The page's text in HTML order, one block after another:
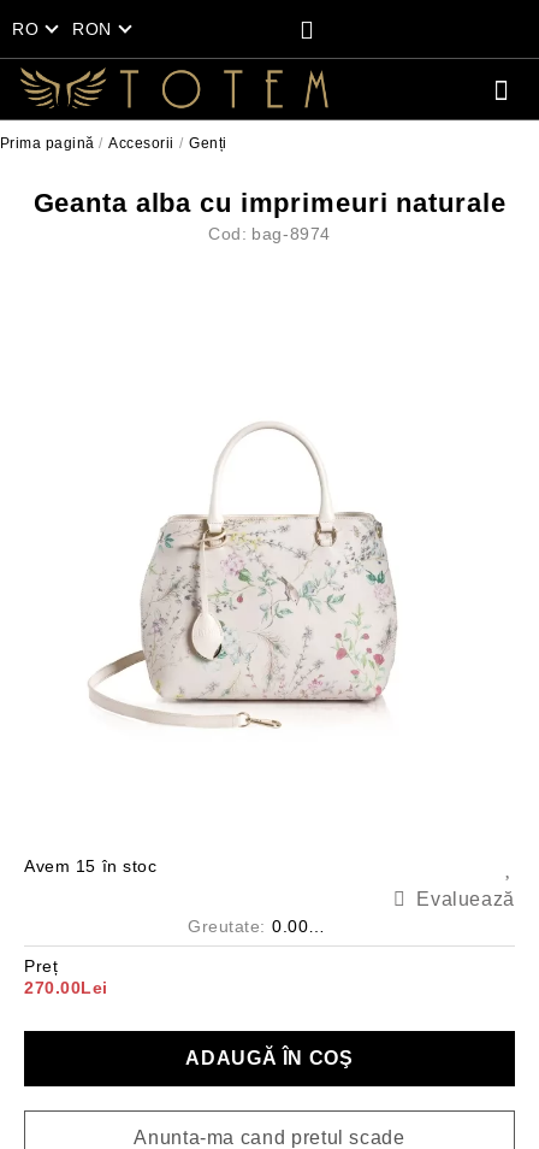
RO RON
Prima pagină Accesorii Genți
Geanta alba cu imprimeuri naturale
Cod: bag-8974
Avem 15în stoc
Preț
270.00Lei
Greutate:
Evaluează
Anunta-ma cand pretul scade